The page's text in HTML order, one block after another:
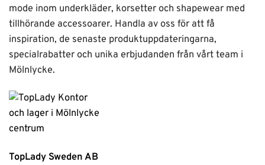
mode inom underkläder, korsetter och shapewear med
tillhörande accessoarer. Handla av oss för att få
inspiration, de senaste produktuppdateringarna,
specialrabatter och unika erbjudanden från vårt team i
Mölnlycke.
TopLady Sweden AB